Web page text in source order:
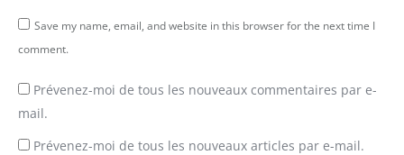
Save my name, email, and website in this browser for the next time I
comment.
Prévenez-moi de tous les nouveaux commentaires par e-
mail.
Prévenez-moi de tous les nouveaux articles par e-mail.